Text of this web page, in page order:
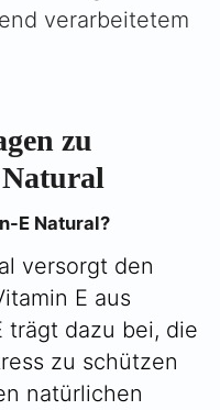
verarbeitetem
zu
E Natural?
versorgt den
E aus
trägt dazu bei, die
zu schützen
natürlichen